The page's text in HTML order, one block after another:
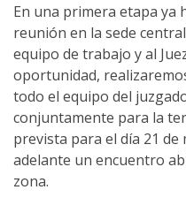
En una primera etapa ya
reunión en la sede
equipo de trabajo y al
oportunidad,
todo el equipo del
conjuntamente para la
prevista para el día 21 de
adelante un encuentro
zona.